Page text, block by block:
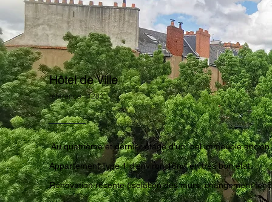
Hôtel de Ville
référence : 1283
Au quatrième et dernier étage d'un bel immeuble ancien
Appartement Type 1 d'environ 16m² en très bon état.
Rénovation récente (isolation des murs, changement